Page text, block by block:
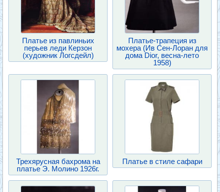
Платье из павлиньих
перьев леди Керзон
(художник Логсдейл)
Платье-трапеция из
мохера (Ив Сен-Лоран для
дома Dior, весна-лето
1958)
Трехярусная бахрома на
платье Э. Молино 1926г.
Платье в стиле сафари